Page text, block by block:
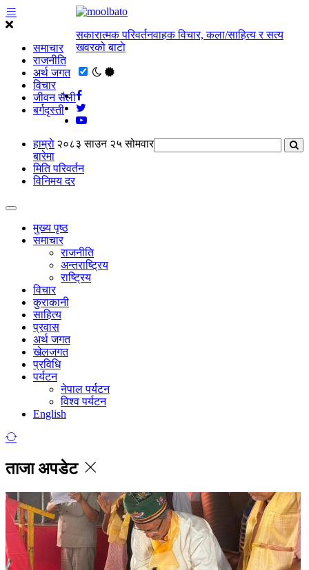
समाचार
राजनीति
अर्थ जगत
विचार
जीवन सैली
बर्गदृस्ती
सकारात्मक परिवर्तनवाहक विचार, कला/साहित्य र सत्य
खवरको बाटाे
२०८३ साउन २५ सोमवार
हाम्राे
बारेमा
मिति परिवर्तन
विनिमय दर
मुख्य पृष्ठ
समाचार
राजनीति
अन्तराष्ट्रिय
राष्ट्रिय
विचार
कुराकानी
साहित्य
प्रवास
अर्थ जगत
खेलजगत
प्रविधि
पर्यटन
नेपाल पर्यटन
विश्व पर्यटन
English
ताजा अपडेट